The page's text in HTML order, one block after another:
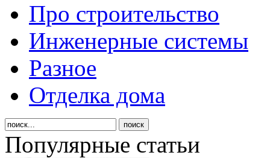
Про строительство
Инженерные системы
Разное
Отделка дома
Популярные статьи